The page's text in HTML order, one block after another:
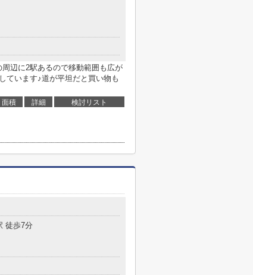
辺に2駅あるので移動範囲も広が
ています♪道が平坦だと買い物も
面積 詳細 検討リスト
徒歩7分